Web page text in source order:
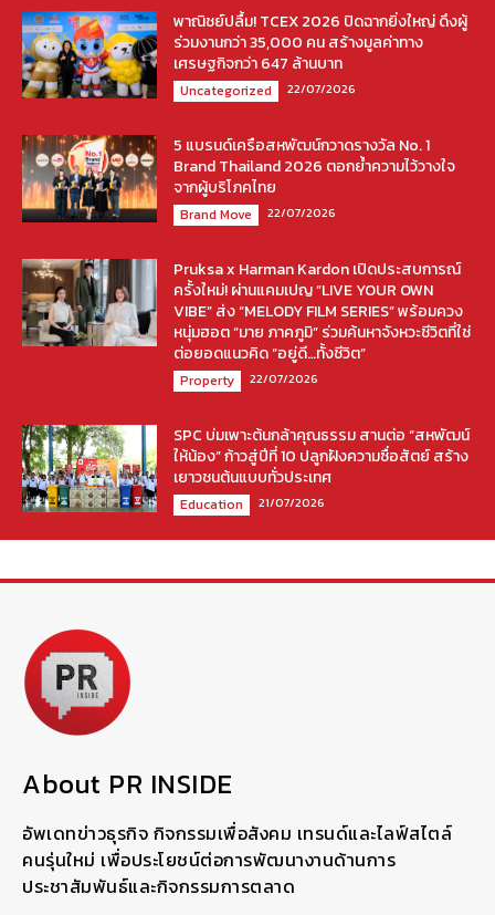
พาณิชย์ปลื้ม! TCEX 2026 ปิดฉากยิ่งใหญ่ ดึงผู้
ร่วมงานกว่า 35,000 คน สร้างมูลค่าทาง
เศรษฐกิจกว่า 647 ล้านบาท
Uncategorized 22/07/2026
5 แบรนด์เครือสหพัฒน์กวาดรางวัล No. 1
Brand Thailand 2026 ตอกย้ำความไว้วางใจ
จากผู้บริโภคไทย
Brand Move 22/07/2026
Pruksa x Harman Kardon เปิดประสบการณ์
ครั้งใหม่! ผ่านแคมเปญ “LIVE YOUR OWN
VIBE” ส่ง “MELODY FILM SERIES” พร้อมควง
หนุ่มฮอต “มาย ภาคภูมิ” ร่วมค้นหาจังหวะชีวิตที่ใช่
ต่อยอดแนวคิด “อยู่ดี…ทั้งชีวิต”
Property 22/07/2026
SPC บ่มเพาะต้นกล้าคุณธรรม สานต่อ “สหพัฒน์
ให้น้อง” ก้าวสู่ปีที่ 10 ปลูกฝังความซื่อสัตย์ สร้าง
เยาวชนต้นแบบทั่วประเทศ
Education 21/07/2026
About PR INSIDE
อัพเดทข่าวธุรกิจ กิจกรรมเพื่อสังคม เทรนด์และไลฟ์สไตล์
คนรุ่นใหม่ เพื่อประโยชน์ต่อการพัฒนางานด้านการ
ประชาสัมพันธ์และกิจกรรมการตลาด